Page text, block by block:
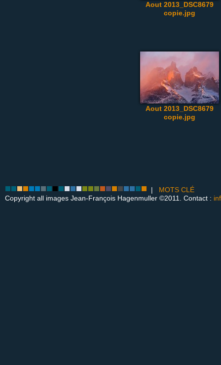
Aout 2013_DSC8679
copie.jpg
Aout 2013_DSC8679
copie.jpg
| MOTS CLÉ
Copyright all images Jean-François Hagenmuller ©2011. Contact :